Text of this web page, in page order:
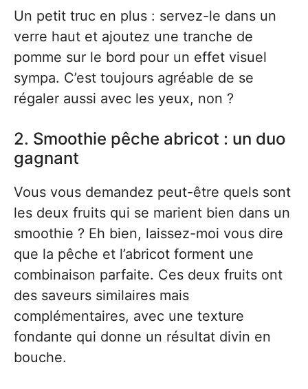
Un petit truc en plus : servez-le dans un
verre haut et ajoutez une tranche de
pomme sur le bord pour un effet visuel
sympa. C’est toujours agréable de se
régaler aussi avec les yeux, non ?
2. Smoothie pêche abricot : un duo
gagnant
Vous vous demandez peut-être quels sont
les deux fruits qui se marient bien dans un
smoothie ? Eh bien, laissez-moi vous dire
que la pêche et l’abricot forment une
combinaison parfaite. Ces deux fruits ont
des saveurs similaires mais
complémentaires, avec une texture
fondante qui donne un résultat divin en
bouche.